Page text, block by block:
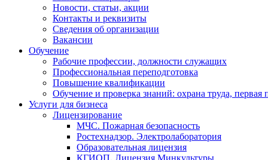
Новости, статьи, акции
Контакты и реквизиты
Сведения об организации
Вакансии
Обучение
Рабочие профессии, должности служащих
Профессиональная переподготовка
Повышение квалификации
Обучение и проверка знаний: охрана труда,
Услуги для бизнеса
Лицензирование
МЧС. Пожарная безопасность
Ростехнадзор. Электролаборатория
Образовательная лицензия
КГИОП. Лицензия Минкультуры